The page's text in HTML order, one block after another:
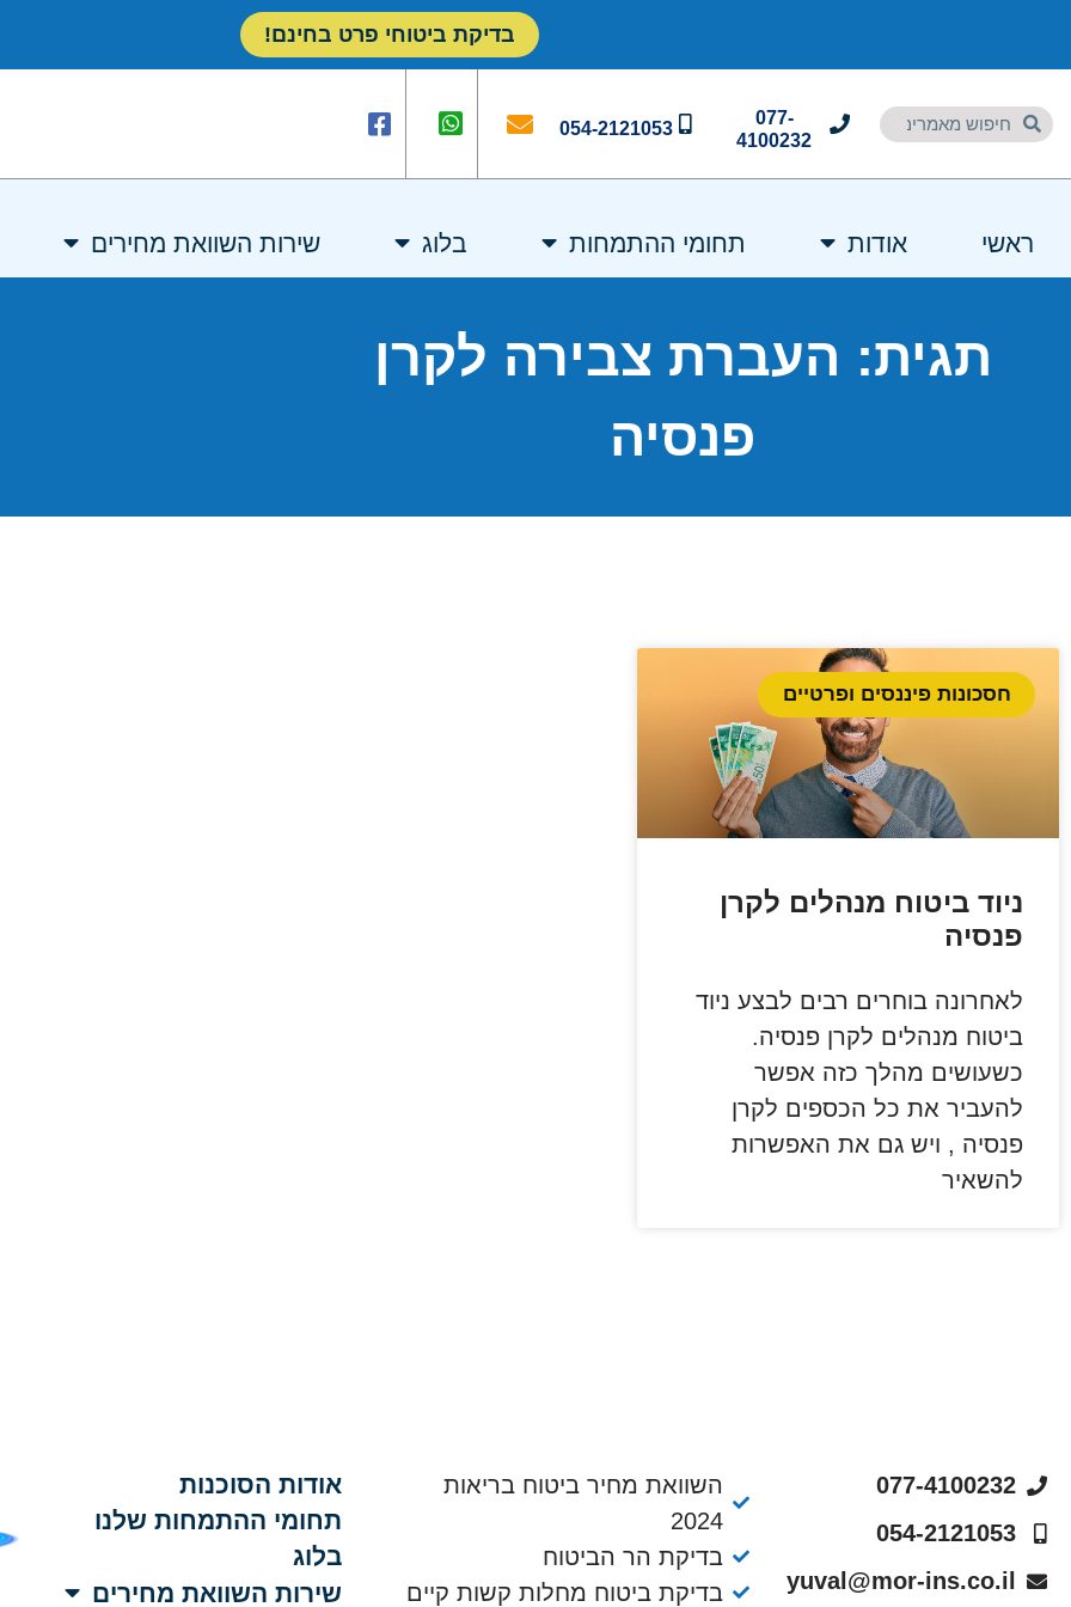
בדיקת ביטוחי פרט בחינם!
077-
4100232
054-2121053
ראשי אודות תחומי ההתמחות בלוג שירות השוואת מחירים
תגית: העברת צבירה לקרן
פנסיה
חסכונות פיננסים ופרטיים
ניוד ביטוח מנהלים לקרן
פנסיה
לאחרונה בוחרים רבים לבצע ניוד
ביטוח מנהלים לקרן פנסיה.
כשעושים מהלך כזה אפשר
להעביר את כל הכספים לקרן
פנסיה , ויש גם את האפשרות
להשאיר
077-4100232
054-2121053
yuval@mor-ins.co.il
השוואת מחיר ביטוח בריאות
2024
בדיקת הר הביטוח
בדיקת ביטוח מחלות קשות קיים
אודות הסוכנות
תחומי ההתמחות שלנו
בלוג
שירות השוואת מחירים